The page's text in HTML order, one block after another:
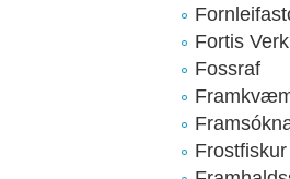
Fortis Verk
Fossraf
Frostfiskur